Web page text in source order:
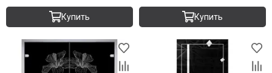
Купить Купить